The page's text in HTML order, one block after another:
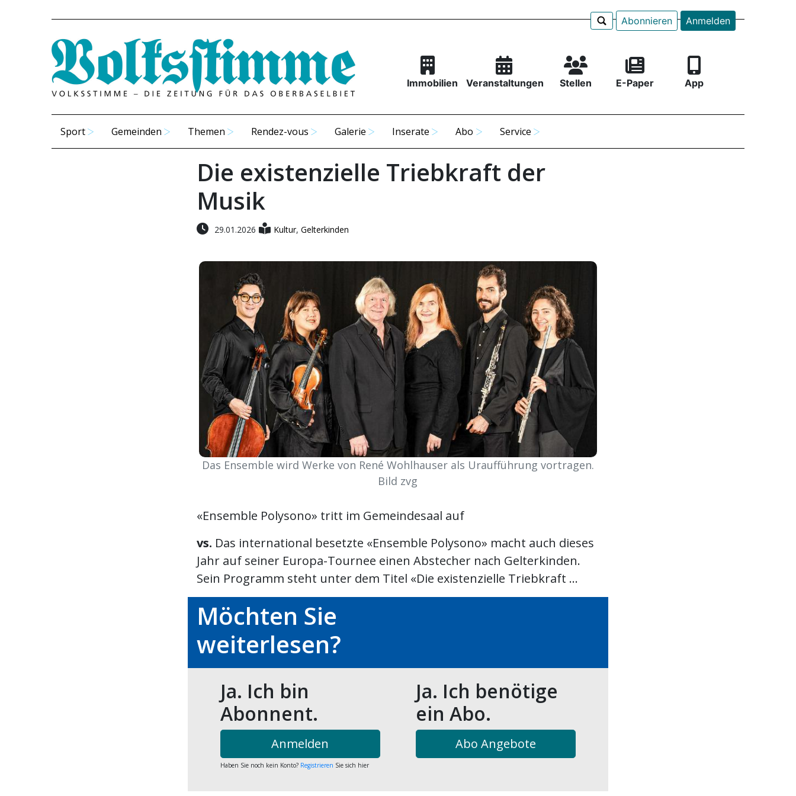
Abonnieren Anmelden
Immobilien Veranstaltungen Stellen E-Paper App
Sport Gemeinden Themen Rendez-vous Galerie Inserate Abo Service
Die existenzielle Triebkraft der
Musik
29.01.2026 Kultur, Gelterkinden
Das Ensemble wird Werke von René Wohlhauser als Uraufführung vortragen.
Bild zvg
«Ensemble Polysono» tritt im Gemeindesaal auf
vs. Das international besetzte «Ensemble Polysono» macht auch dieses
Jahr auf seiner Europa-Tournee einen Abstecher nach Gelterkinden.
Sein Programm steht unter dem Titel «Die existenzielle Triebkraft ...
Möchten Sie
weiterlesen?
Ja. Ich bin
Abonnent.
Anmelden
Haben Sie noch kein Konto?Registrieren Sie sich hier
Ja. Ich benötige
ein Abo.
Abo Angebote